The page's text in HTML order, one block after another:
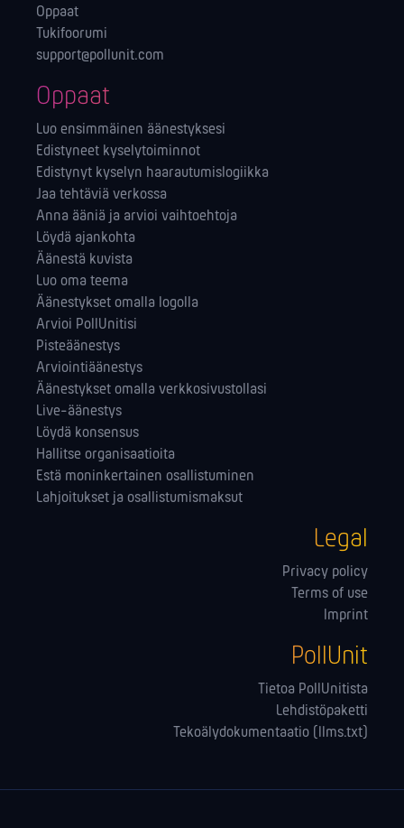
Oppaat
Tukifoorumi
support@pollunit.com
Oppaat
Luo ensimmäinen äänestyksesi
Edistyneet kyselytoiminnot
Edistynyt kyselyn haarautumislogiikka
Jaa tehtäviä verkossa
Anna ääniä ja arvioi vaihtoehtoja
Löydä ajankohta
Äänestä kuvista
Luo oma teema
Äänestykset omalla logolla
Arvioi PollUnitisi
Pisteäänestys
Arviointiäänestys
Äänestykset omalla verkkosivustollasi
Live-äänestys
Löydä konsensus
Hallitse orga­nisaatioita
Estä moninkertainen osallistuminen
Lahjoitukset ja osallistumismaksut
Legal
Privacy policy
Terms of use
Imprint
PollUnit
Tietoa PollUnitista
Lehdistöpaketti
Tekoälydokumentaatio (llms.txt)